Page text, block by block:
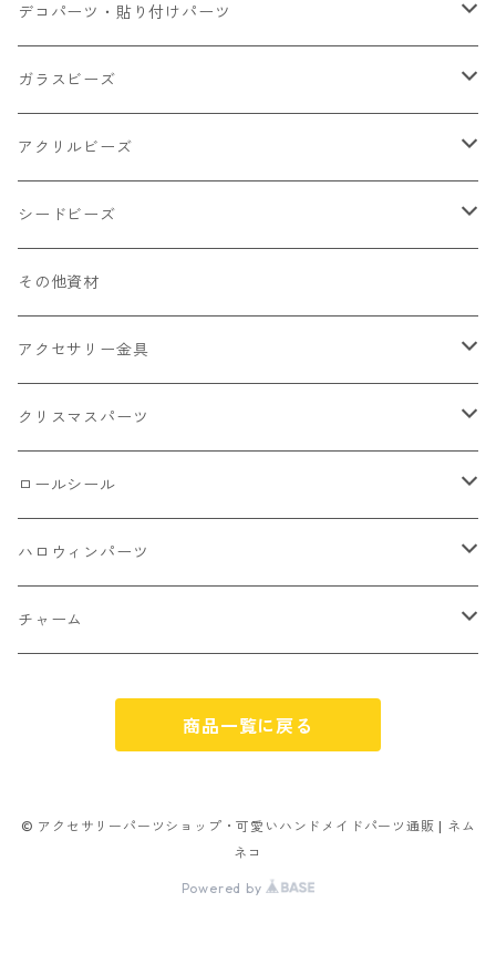
小さいパーツ グラス系
小物
カップ
ナスカン カニカン
リング イヤリング パーツ
チェーンパーツ
プラチャーム
デコパーツ・貼り付けパーツ
食べ物系
キャンディ
ドーナツ
パン
ゼリー
アニマル系
うさぎ
くま
スライス棒
フレーク カット済
シール付き
フルーツ系 野菜果物
お花
ミニパーツ ネイル
雑貨系
シーズン系
ガラスビーズ
ミレフィオリ
ランプワーク
キャッツアイ
アクリルビーズ
丸玉6㎜ ラウンド
丸玉8㎜ ラウンド
カボチャ
クラック
ソロバン型
アルファベット
単文字
スマイル
フラワー お花
シードビーズ
ミックス
2㎜
不透明
3㎜
不透明タイプ
ミックスタイプ
4㎜
その他資材
アクセサリー金具
カラー丸カン
10㎜
ボールチップ
ピアスパーツ
ヘアーパーツ
カニカン
クリスマスパーツ
プラチャーム
デコパーツ 貼り付けパーツ
OPP袋
アクリルビーズ
フレークシュガー
ロールシール
サンキュー
クリスマス
フレークシュガー
ハロウィンパーツ
おばけ
チャーム
アルファベット
商品一覧に戻る
© アクセサリーパーツショップ・可愛いハンドメイドパーツ通販 | ネム
ネコ
Powered by